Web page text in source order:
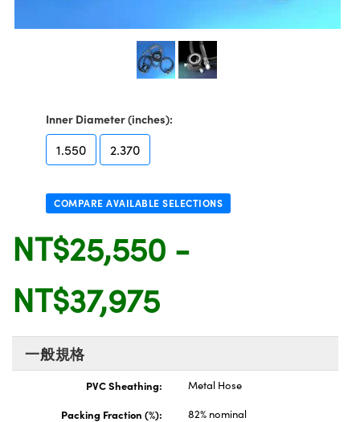
Sputtering) Coated Optics |
濺鍍）鍍膜光學元件
Systems| 體視顯微鏡系統
Targets | 顯微鏡標靶
Mechanics | 顯微鏡用結構件
and Couplers | 中繼鏡或耦合鏡
Direct Microscopes | 袖珍顯微鏡
and Optomechanics |
Interface Cameras | 高速接口相
| 模擬相機
| 成像系統
and Detection
Optical Company
Components
Labs™
Inner Diameter (inches):
1.550 2.370
COMPARE AVAILABLE SELECTIONS
NT$25,550 -
NT$37,975
一般規格
PVC Sheathing:
Metal Hose
Packing Fraction (%):
82% nominal